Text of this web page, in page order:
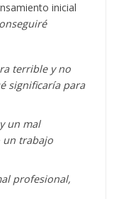
inicial
terrible y no
significaría para
un mal
un trabajo
profesional,